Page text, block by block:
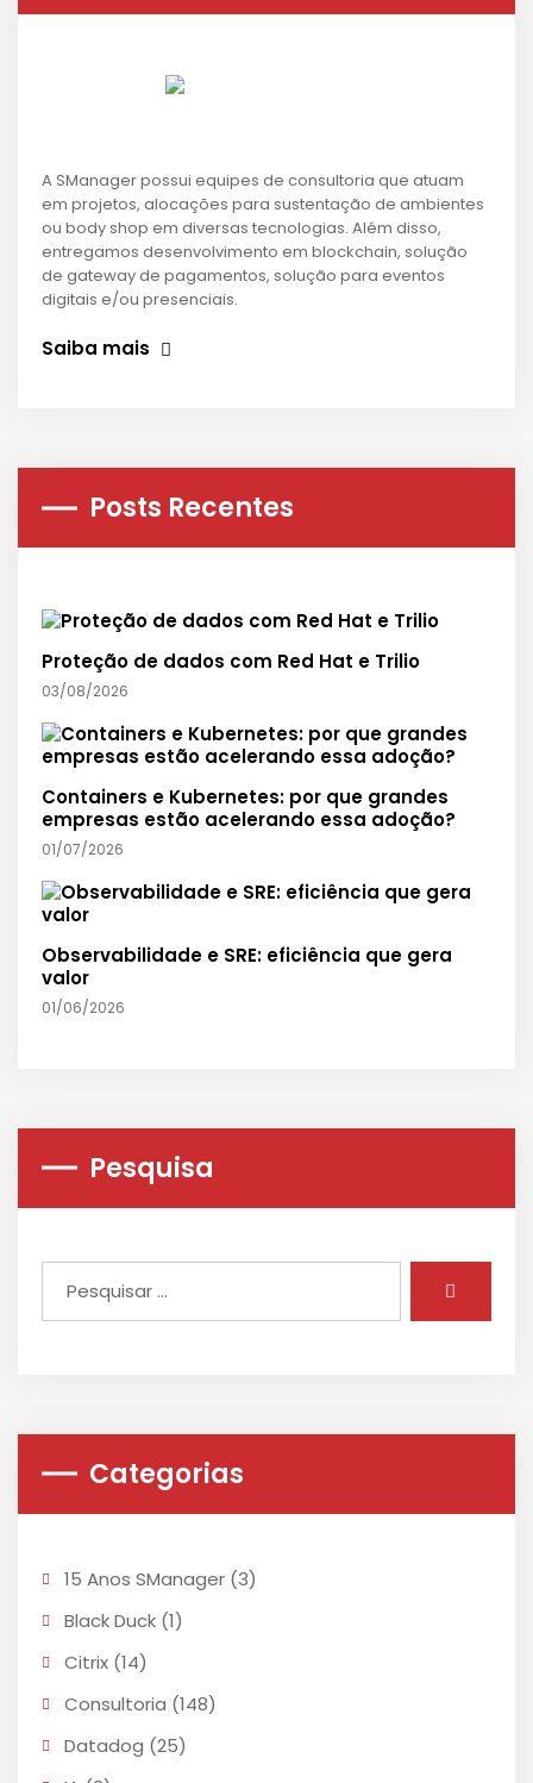
A SManager possui equipes de consultoria que atuam
em projetos, alocações para sustentação de ambientes
ou body shop em diversas tecnologias. Além disso,
entregamos desenvolvimento em blockchain, solução
de gateway de pagamentos, solução para eventos
digitais e/ou presenciais.
Saiba mais
Posts Recentes
Proteção de dados com Red Hat e Trilio
03/08/2026
Containers e Kubernetes: por que grandes
empresas estão acelerando essa adoção?
01/07/2026
Observabilidade e SRE: eficiência que gera
valor
01/06/2026
Pesquisa
Categorias
15 Anos SManager (3)
Black Duck (1)
Citrix (14)
Consultoria (148)
Datadog (25)